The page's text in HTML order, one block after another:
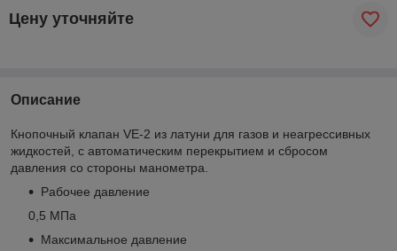
Цену уточняйте
Описание
Кнопочный клапан VE-2 из латуни для газов и неагрессивных
жидкостей, с автоматическим перекрытием и сбросом
давления со стороны манометра.
Рабочее давление
0,5 МПа
Максимальное давление